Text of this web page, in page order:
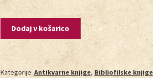
Dodaj v košarico
Kategorije: Antikvarne knjige, Bibliofilske knjige